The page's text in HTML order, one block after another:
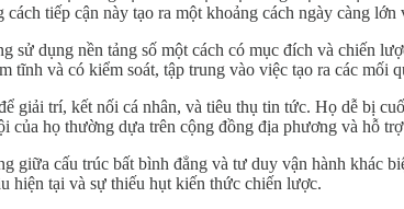
tiếp cận này tạo ra một khoảng cách ngày càng
sử dụng nền tảng số một cách có mục đích và chiến
và có kiểm soát, tập trung vào việc tạo ra các mối
giải trí, kết nối cá nhân, và tiêu thụ tin tức. Họ dễ bị
của họ thường dựa trên cộng đồng địa phương và hỗ
giữa cấu trúc bất bình đẳng và tư duy vận hành khác
hiện tại và sự thiếu hụt kiến thức chiến lược.